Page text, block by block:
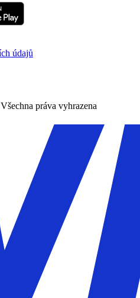
údajů
práva vyhrazena